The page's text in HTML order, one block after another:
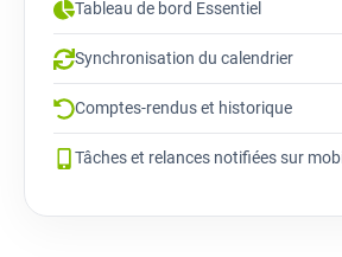
Tableau de bord Essentiel
Synchronisation du calendrier
Comptes-rendus et historique
Tâches et relances notifiées sur